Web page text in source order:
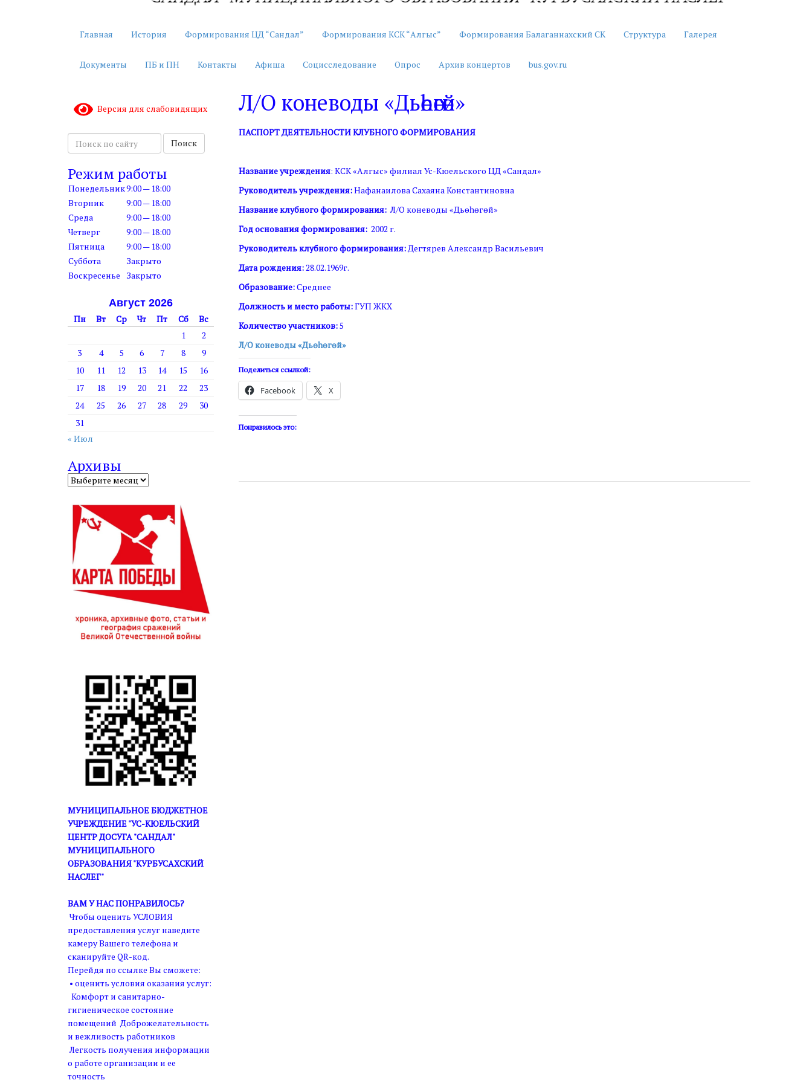
Главная История Формирования ЦД “Сандал” Формирования КСК “Алгыс” Формирования Балаганнахский СК Структура Галерея
Документы ПБ и ПН Контакты Афиша Социсследование Опрос Архив концертов bus.gov.ru
Л/О коневоды «Дьөһөгөй»
ПАСПОРТ ДЕЯТЕЛЬНОСТИ КЛУБНОГО ФОРМИРОВАНИЯ
Название учреждения: КСК «Алгыс» филиал Ус-Кюельского ЦД «Сандал»
Руководитель учреждения:Нафанаилова Сахаяна Константиновна
Название клубного формирования:Л/О коневоды «Дьөһөгөй»
Год основания формирования:2002 г.
Руководитель клубного формирования:Дегтярев Александр Васильевич
Дата рождения:28.02.1969г.
Образование:Среднее
Должность и место работы:ГУП ЖКХ
Количество участников:5
Л/О коневоды «Дьөһөгөй»
Поделиться ссылкой:
Facebook X
Понравилось это:
Версия для слабовидящих
П
о
с
к
п
о
с
а
й
т
Поиск
Режим работы
Понедельник9:00 — 18:00
Вторник
9:00 — 18:00
Среда
9:00 — 18:00
Четверг
9:00 — 18:00
Пятница
9:00 — 18:00
Суббота
Закрыто
Воскресенье
Закрыто
Август 2026
Пн Вт Ср Чт Пт Сб
Вс
1
2
3
4 5 6 7 8
9
10
11 12 13 14 15
16
17
18 19 20 21 22
23
24
25 26 27 28 29
30
31
« Июл
Архивы
МУНИЦИПАЛЬНОЕ БЮДЖЕТНОЕ
УЧРЕЖДЕНИЕ "УС-КЮЕЛЬСКИЙ
ЦЕНТР ДОСУГА "САНДАЛ"
МУНИЦИПАЛЬНОГО
ОБРАЗОВАНИЯ "КУРБУСАХСКИЙ
НАСЛЕГ"
ВАМ У НАС ПОНРАВИЛОСЬ?
Чтобы оценить УСЛОВИЯ
предоставления услуг наведите
камеру Вашего телефона и
сканируйте QR-код.
Перейдя по ссылке Вы сможете:
• оценить условия оказания услуг:
Комфорт и санитарно-
гигиеническое состояние
помещений Доброжелательность
и вежливость работников
Легкость получения информации
о работе организации и ее
точность